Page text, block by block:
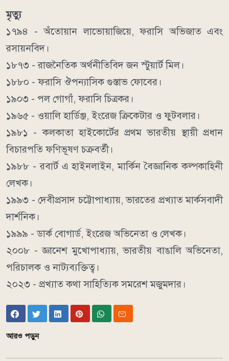
মৃত্যু
১৭৯৪ - অঁতোয়ান লাভোয়াজিয়ে, ফরাসি অভিজাত এবং
রসায়নবিদ।
১৮৭৩ - রাজনৈতিক অর্থনীতিবিদ জন স্টুয়ার্ট মিল।
১৮৮০ - ফরাসি ঔপন্যাসিক গুস্তাভ ফোবের।
১৯০৩ - পল গোগাঁ, ফরাসি চিত্রকর।
১৯৬৫ - ওয়ালি হার্ডিঞ্জ, ইংরেজ ক্রিকেটার ও ফুটবলার।
১৯৮১ - কলকাতা হাইকোর্টের প্রথম ভারতীয় স্থায়ী প্রধান
বিচারপতি ফণিভূষণ চক্রবর্তী।
১৯৮৮ - রবার্ট এ হাইনলাইন, মার্কিন বৈজ্ঞানিক কল্পকাহিনী
লেখক।
১৯৯৩ - দেবীপ্রসাদ চট্টোপাধ্যায়, ভারতের প্রখ্যাত মার্কসবাদী
দার্শনিক।
১৯৯৯ - ডার্ক বোগার্ড, ইংরেজ অভিনেতা ও লেখক।
২০০৮ - জ্ঞানেশ মুখোপাধ্যায়, ভারতীয় বাঙালি অভিনেতা,
পরিচালক ও নাট্যব্যক্তিত্ব।
২০২৩ - প্রখ্যাত কথা সাহিত্যিক সমরেশ মজুমদার।
আরও পড়ুন